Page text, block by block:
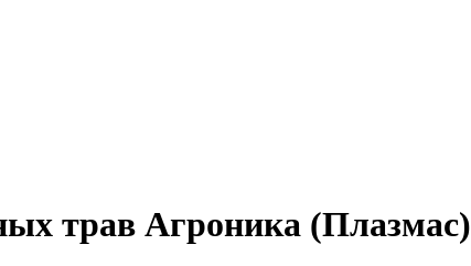
трав Агроника (Плазмас)